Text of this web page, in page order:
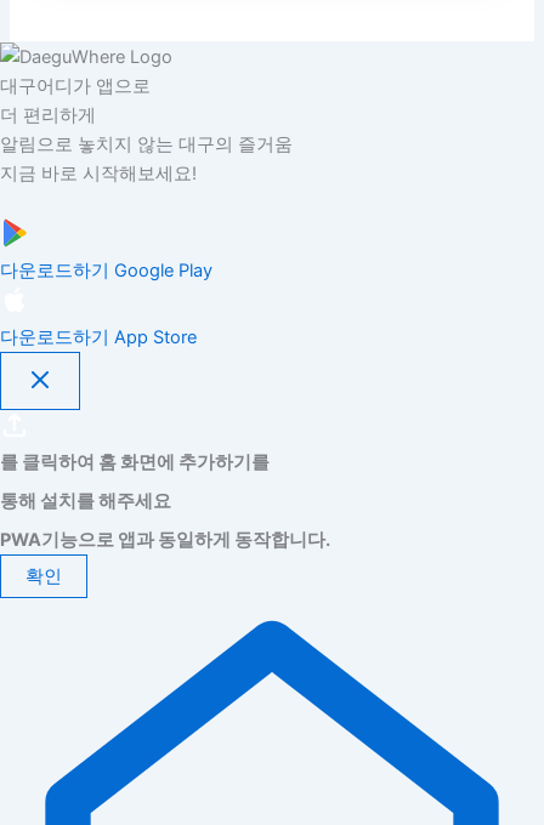
대구어디가 앱으로
더 편리하게
알림으로 놓치지 않는 대구의 즐거움
지금 바로 시작해보세요!
다운로드하기 Google Play
다운로드하기 App Store
를 클릭하여 홈 화면에 추가하기를
통해 설치를 해주세요
PWA기능으로 앱과 동일하게 동작합니다.
확인